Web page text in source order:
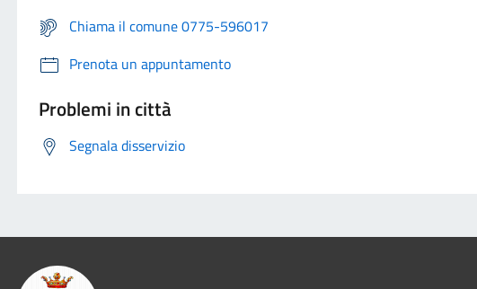
Chiama il comune 0775-596017
Prenota un appuntamento
Problemi in città
Segnala disservizio